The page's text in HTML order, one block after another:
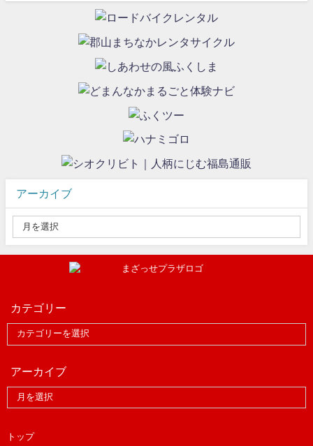
アーカイブ
カテゴリー
アーカイブ
トップ